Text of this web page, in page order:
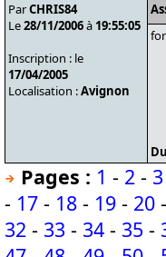
ParCHRIS84
Le28/11/2006à 19:55:05
Inscription : le
17/04/2005
Localisation :Avignon
Pages : 1 - 2 - 3
- 17 - 18 - 19 - 20 -
32 - 33 - 34 - 35 -